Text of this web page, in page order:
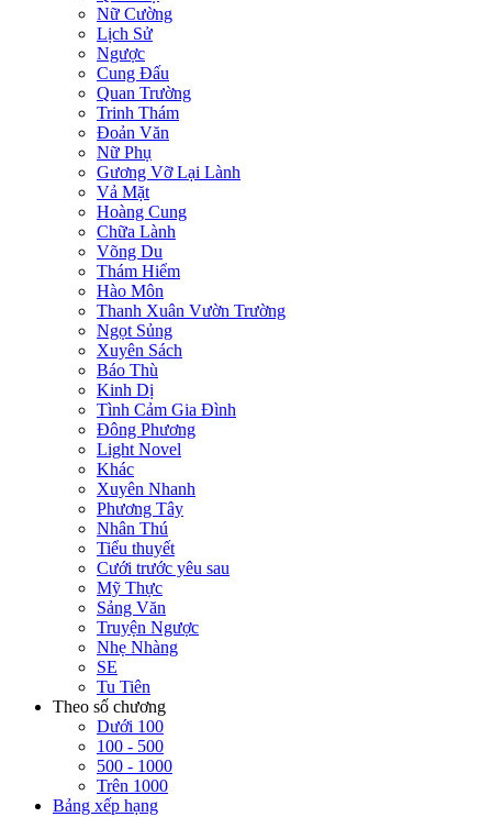
Nữ Cường
Lịch Sử
Ngược
Cung Đấu
Quan Trường
Trinh Thám
Đoản Văn
Nữ Phụ
Gương Vỡ Lại Lành
Vả Mặt
Hoàng Cung
Chữa Lành
Võng Du
Thám Hiểm
Hào Môn
Thanh Xuân Vườn Trường
Ngọt Sủng
Xuyên Sách
Báo Thù
Kinh Dị
Tình Cảm Gia Đình
Đông Phương
Light Novel
Khác
Xuyên Nhanh
Phương Tây
Nhân Thú
Tiểu thuyết
Cưới trước yêu sau
Mỹ Thực
Sảng Văn
Truyện Ngược
Nhẹ Nhàng
SE
Tu Tiên
Theo số chương
Dưới 100
100 - 500
500 - 1000
Trên 1000
Bảng xếp hạng